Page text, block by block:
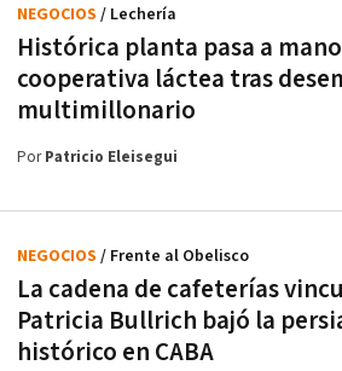
Histórica planta pasa a
cooperativa láctea tras
multimillonario
NEGOCIOS / Lechería
PorPatricio Eleisegui
La cadena de cafeterías
Patricia Bullrich bajó la
histórico en CABA
NEGOCIOS / Frente al Obelisco